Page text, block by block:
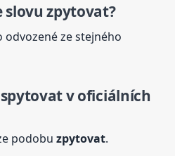
slovuzpytovat?
odvozené ze stejného
v oficiálních
podobuzpytovat.